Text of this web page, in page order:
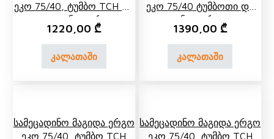
Ეკო 75/40, Ტუმბო TCH 04
Და Უკანა Თარო
1220,00 ₾
კალათაში
Ეკო 75/40 Ტუმბოთი Და
Უკანა Თაროთი
1390,00 ₾
კალათაში
Სამეცადინო Მაგიდა Ერგო
Ეკო 75/40, Ტუმბო TCH
Სამეცადინო Მაგიდა Ერგო
Ეკო 75/40, Ტუმბო TCH